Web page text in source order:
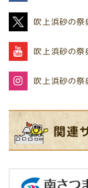
吹上浜砂の祭
吹上浜砂の祭
吹上浜砂の祭
関連